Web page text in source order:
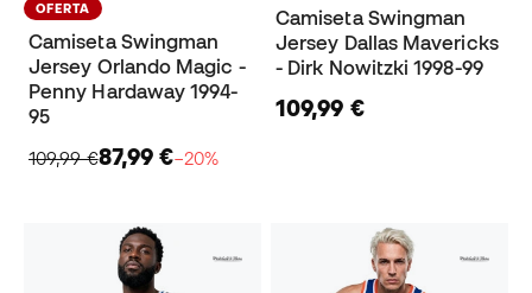
OFERTA
Camiseta Swingman
Jersey Orlando Magic -
Penny Hardaway 1994-
95
109,99 €87,99 €−20%
Camiseta Swingman
Jersey Dallas Mavericks
- Dirk Nowitzki 1998-99
109,99 €